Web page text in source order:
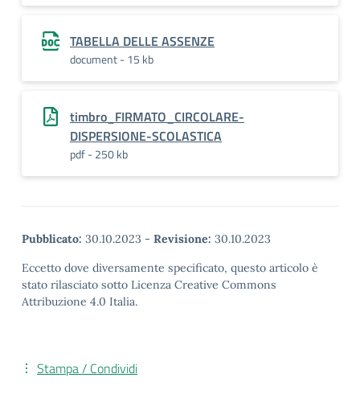
TABELLA DELLE ASSENZE
document - 15 kb
timbro_FIRMATO_CIRCOLARE-
DISPERSIONE-SCOLASTICA
pdf - 250 kb
Pubblicato: 30.10.2023 - Revisione: 30.10.2023
Eccetto dove diversamente specificato, questo articolo è
stato rilasciato sotto Licenza Creative Commons
Attribuzione 4.0 Italia.
Stampa / Condividi